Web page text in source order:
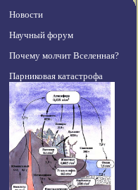
Новости
Научный форум
Почему молчит Вселенная?
Парниковая катастрофа